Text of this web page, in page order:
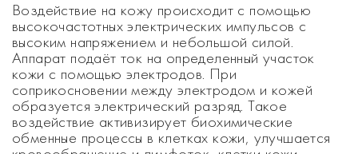
Воздействие на кожу происходит с помощью
высокочастотных электрических импульсов с
высоким напряжением и небольшой силой.
Аппарат подаёт ток на определенный участок
кожи с помощью электродов. При
соприкосновении между электродом и кожей
образуется электрический разряд. Такое
воздействие активизирует биохимические
обменные процессы в клетках кожи, улучшается